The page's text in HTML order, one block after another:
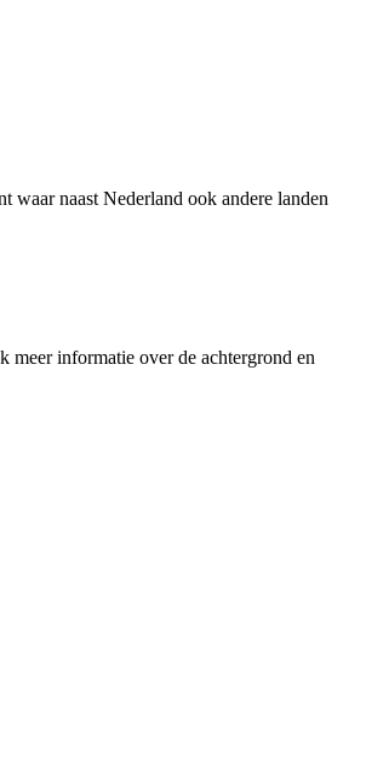
naast Nederland ook andere landen
informatie over de achtergrond en